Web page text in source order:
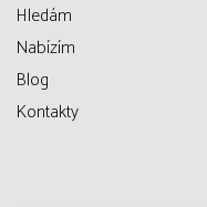
Hledám
Nabízím
Blog
Kontakty